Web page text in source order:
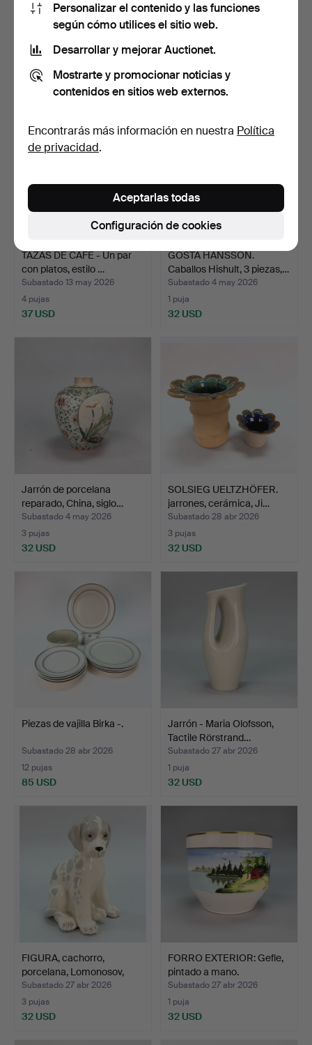
TAZAS DE TÉ - Wilroy &
Boch, Izmir, década…
Subastado 18 may 2026
64 USD
ANNA-LISA THOMSON.
Subastado 18 may 2026
85 USD
TAZAS DE CAFÉ - Un par
con platos, estilo …
Subastado 13 may 2026
4 pujas
37 USD
GÖSTA HANSSON.
Caballos Hishult, 3 piezas,…
Subastado 4 may 2026
1 puja
32 USD
Jarrón de porcelana
reparado, China, siglo…
Subastado 4 may 2026
3 pujas
32 USD
SOLSIEG UELTZHÖFER.
jarrones, cerámica, Ji…
Subastado 28 abr 2026
3 pujas
32 USD
Piezas de vajilla Birka -.
Subastado 28 abr 2026
12 pujas
85 USD
Jarrón - Maria Olofsson,
Tactile Rörstrand…
Subastado 27 abr 2026
1 puja
32 USD
FIGURA, cachorro,
porcelana, Lomonosov,
UR…
Subastado 27 abr 2026
3 pujas
32 USD
FORRO EXTERIOR: Gefle,
pintado a mano.
Subastado 27 abr 2026
1 puja
32 USD
Personalizar el contenido y las funciones
según cómo utilices el sitio web.
Desarrollar y mejorar Auctionet.
Mostrarte y promocionar noticias y
contenidos en sitios web externos.
Encontrarás más información en nuestra Política
de privacidad.
Configuración de cookies
Aceptarlas todas